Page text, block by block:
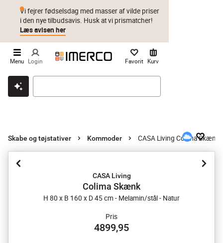
Klik & hent Byt i 1 år Prismatch
Vi fejrer fødselsdag med masser af vilde priser
i den nye tilbudsavis. Husk at vi prismatcher!
Læs avisen her
Menu Login Favorit Kurv
Skabe og tøjstativer Kommoder CASA Living Colima Skænk
CASA Living
Colima Skænk
H 80 x B 160 x D 45 cm - Melamin/stål - Natur
Pris
4899,95